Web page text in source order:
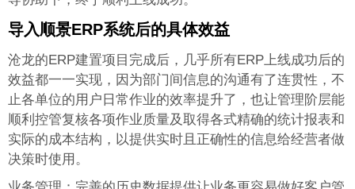
导入顺景ERP系统后的具体效益
沧龙的ERP建置项目完成后，几乎所有ERP上线成功后的
效益都一一实现，因为部门间信息的沟通有了连贯性，不
止各单位的用户日常作业的效率提升了，也让管理阶层能
顺利控管复核各项作业质量及取得各式精确的统计报表和
实际的成本结构，以提供实时且正确性的信息给经营者做
决策时使用。